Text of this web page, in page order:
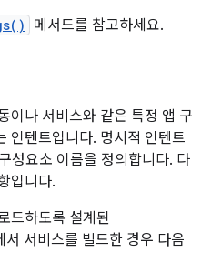
메서드를 참고하세요.
이나 서비스와 같은 특정 앱 구
인텐트입니다. 명시적 인텐트
성요소 이름을 정의합니다. 다
입니다.
드하도록 설계된
서 서비스를 빌드한 경우 다음